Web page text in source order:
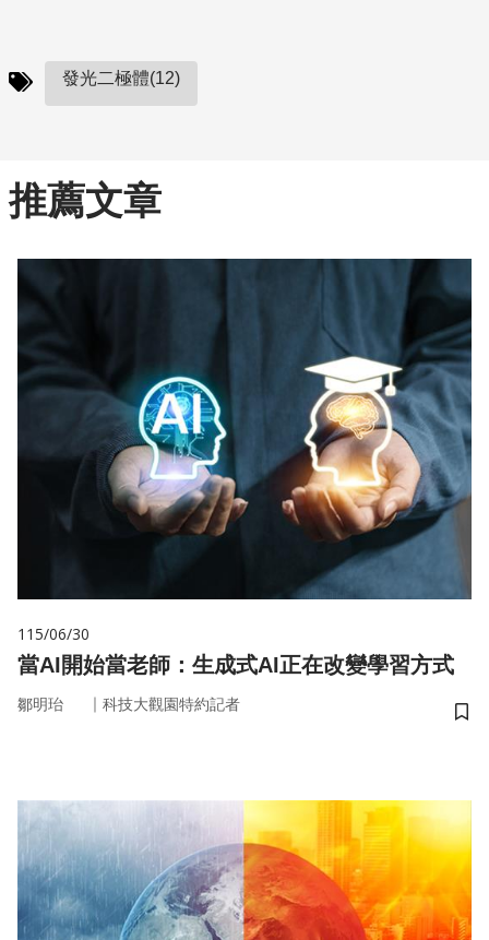
發光二極體(12)
推薦文章
115/06/30
當AI開始當老師：生成式AI正在改變學習方式
鄒明珆 ｜ 科技大觀園特約記者
儲